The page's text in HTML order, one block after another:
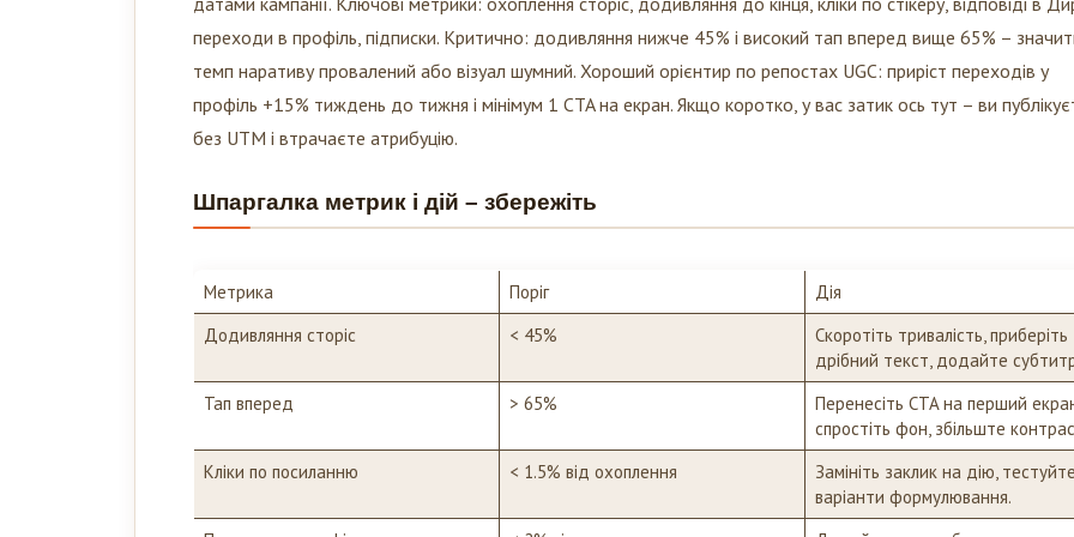
переходи в профіль, підписки. Критично: додивляння нижче 45% і високий тап вперед вище 65% –
темп наративу провалений або візуал шумний. Хороший орієнтир по репостах UGC: приріст переходів у
профіль +15% тиждень до тижня і мінімум 1 CTA на екран. Якщо коротко, у вас затик ось тут – ви
без UTM і втрачаєте атрибуцію.
Шпаргалка метрик і дій – збережіть
Метрика Поріг
Дія
Додивляння сторіс
< 45%
Скоротіть тривалість, приберіть
дрібний текст, додайте
Тап вперед
> 65%
Перенесіть CTA на перший
спростіть фон, збільште
Кліки по посиланню
< 1.5% від охоплення
Замініть заклик на дію,
варіанти формулювання.